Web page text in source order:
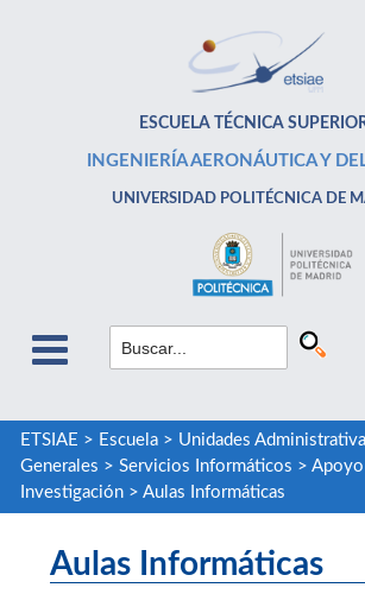
ESCUELA TÉCNICA
INGENIERÍA AERONÁUTICA Y
UNIVERSIDAD POLITÉCNICA DE
ETSIAE > Escuela> Unidades
Generales > Servicios Informáticos > Apoyo
Investigación> Aulas Informáticas
Aulas Informáticas